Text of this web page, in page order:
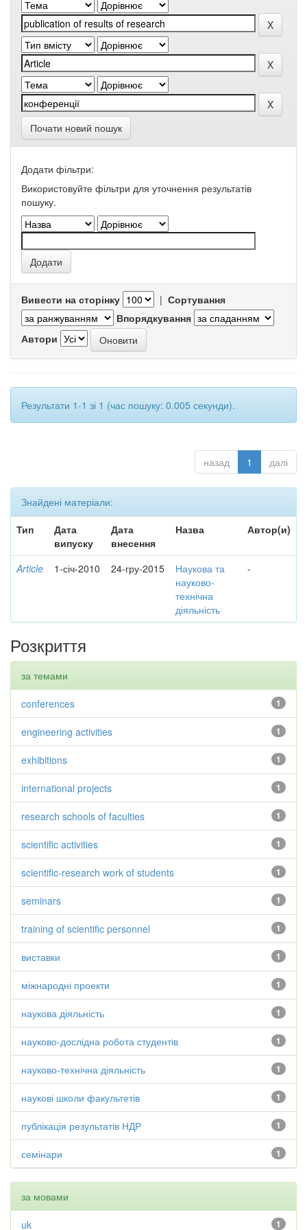
Почати новий пошук
Додати фільтри:
Використовуйте фільтри для уточнення результатів
пошуку.
Вивести на сторінку | Сортування
Впорядкування
Автори
Результати 1-1 зі 1 (час пошуку: 0.005 секунди).
назад 1 далі
Знайдені матеріали:
Тип
Дата
випуску
Дата
внесення
Назва Автор(и)
Article 1-січ-2010 24-гру-2015
Наукова та
науково-
технічна
діяльність
-
Розкриття
за темами
1
conferences
1
engineering activities
1
exhibitions
1
international projects
1
research schools of faculties
1
scientific activities
1
scientific-research work of students
1
seminars
1
training of scientific personnel
1
виставки
1
міжнародні проекти
1
наукова діяльність
1
науково-дослідна робота студентів
1
науково-технічна діяльність
1
наукові школи факультетів
1
публікація результатів НДР
1
семінари
за мовами
1
uk